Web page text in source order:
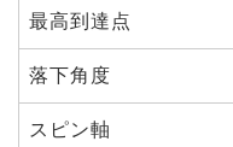
最高到達点
落下角度
スピン軸